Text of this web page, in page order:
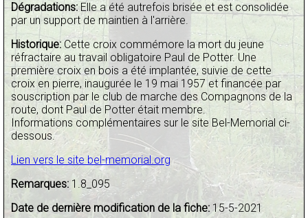
Dégradations:Elle a été autrefois brisée et est consolidée
par un support de maintien à l'arrière.
Historique: Cette croix commémore la mort du jeune
réfractaire au travail obligatoire Paul de Potter. Une
première croix en bois a été implantée, suivie de cette
croix en pierre, inaugurée le 19 mai 1957 et financée par
souscription par le club de marche des Compagnons de la
route, dont Paul de Potter était membre.
Informations complémentaires sur le site Bel-Memorial ci-
dessous.
Lien vers le site bel-memorial.org
Remarques: 1.8_095
Date de dernière modification de la fiche: 15-5-2021